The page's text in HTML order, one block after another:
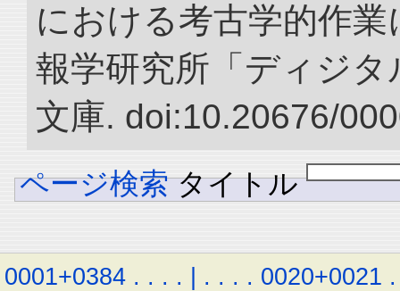
における考古学的作
報学研究所「ディジ
文庫. doi:10.20676/
ページ検索 タイトル
0001+0384 . . . . | . . . . 0020+0021 .